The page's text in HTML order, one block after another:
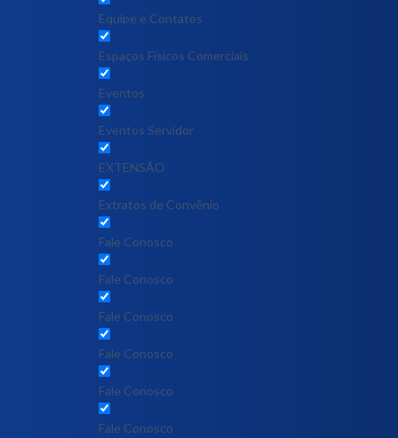
Equipe e Contatos
Espaços Físicos Comerciais
Eventos
Eventos Servidor
EXTENSÃO
Extratos de Convênio
Fale Conosco
Fale Conosco
Fale Conosco
Fale Conosco
Fale Conosco
Fale Conosco